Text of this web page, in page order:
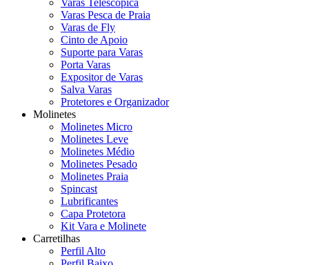
Varas Telescópica
Varas Pesca de Praia
Varas de Fly
Cinto de Apoio
Suporte para Varas
Porta Varas
Expositor de Varas
Salva Varas
Protetores e Organizador
Molinetes
Molinetes Micro
Molinetes Leve
Molinetes Médio
Molinetes Pesado
Molinetes Praia
Spincast
Lubrificantes
Capa Protetora
Kit Vara e Molinete
Carretilhas
Perfil Alto